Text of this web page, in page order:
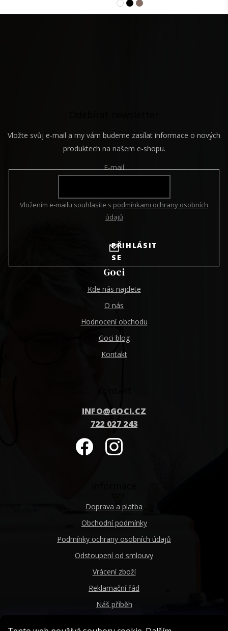
žehlit z rubu na střední teplotu, do
150 °C (dvě tečky na žehličce)
Z
Vložte svůj e-mail a my vám budeme zasílat informace o nových
produktech na našem e-shopu.
E-mail
Vložením e-mailu souhlasíte s podmínkami ochrany osobních
údajů
PŘIHLÁSIT
SE
Goci
Kde nás najdete
O nás
Hodnocení obchodu
Goci blog
Kontakt
INFO@GOCI.CZ
722 027 243
Doprava a platba
Obchodní podmínky
Podmínky ochrany osobních údajů
Odstoupení od smlouvy
Vrácení zboží
Reklamační řád
Náš příběh